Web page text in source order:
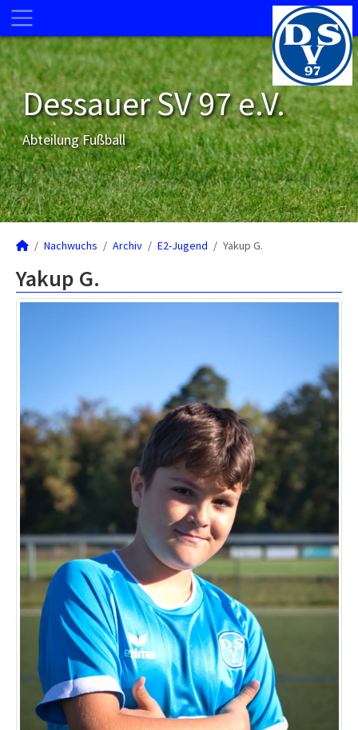
Dessauer SV 97 e.V.
Abteilung Fußball
Nachwuchs Archiv E2-Jugend Yakup G.
Yakup G.